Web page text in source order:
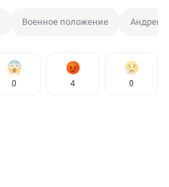
Военное положение Андрей
0 4 0